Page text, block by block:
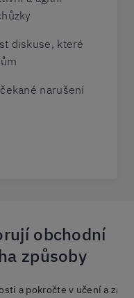
diskuse, které
narušení
obchodní
způsoby
a pokročte v učení a